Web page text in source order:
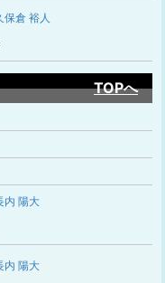
保倉 裕人
TOPへ
内 陽大
内 陽大